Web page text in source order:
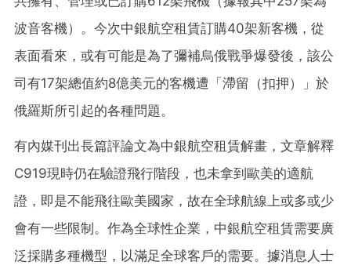
波音客機）。今次中銀航空租賃訂購40架新客機，從
表面看來，或有可能是為了彌補烏俄戰爭爆發後，該公
司有17架總值約8億美元的客機遭「滯留（扣押）」於
俄羅斯所引起的各種問題。
有內媒刊出長篇評論文為中銀航空租賃解畫，文章解釋
C919現時仍在驗證飛行階段，也未拿到歐美的適航
證，即是不能飛往歐美國家，故在全球航線上或多或少
會有一些限制。作為全球性企業，中銀航空租賃需要廣
泛採購多種機型，以滿足全球客戶的需要。據消息人士